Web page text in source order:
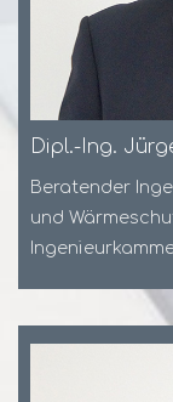
Dipl.-Ing.
Beratender
und